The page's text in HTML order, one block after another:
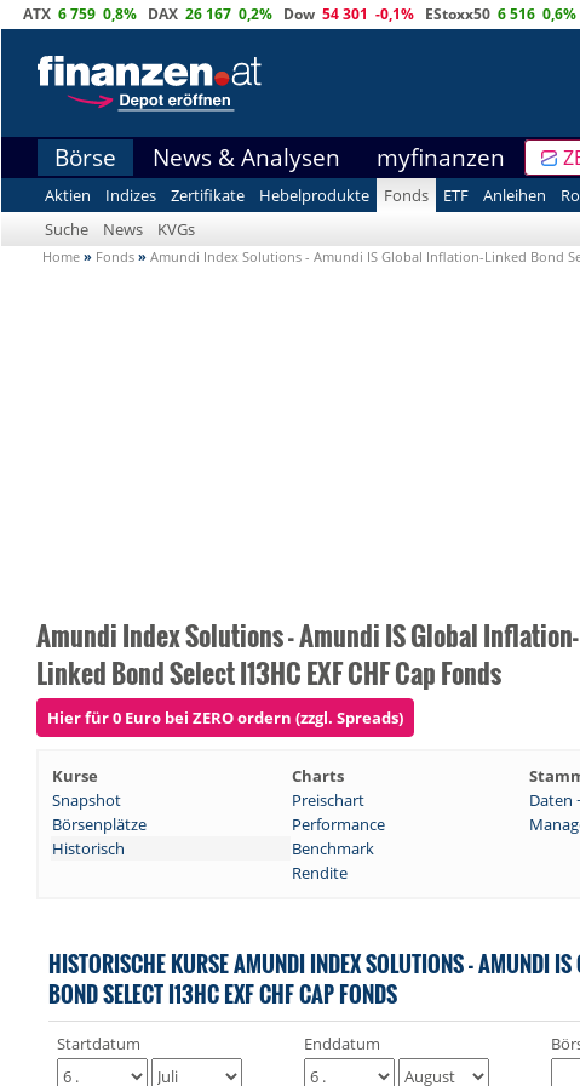
ATX 6 759 0,8% DAX 26 167 0,2% Dow 54 301 -0,1% EStoxx50 6 516 0,6%
Börse News & Analysen myfinanzen
Aktien Indizes Zertifikate Hebelprodukte Fonds ETF Anleihen
Suche
News KVGs
Home » Fonds » Amundi Index Solutions - Amundi IS Global Inflation-Linked Bond
Amundi Index Solutions - Amundi IS Global Inflation-
Linked Bond Select I13HC EXF CHF Cap Fonds
Hier für 0 Euro bei ZERO ordern (zzgl. Spreads)
Kurse Charts
Snapshot
Preischart Daten
Börsenplätze
Performance
Historisch
Benchmark
Rendite
HISTORISCHE KURSE AMUNDI INDEX SOLUTIONS - AMUNDI IS
BOND SELECT I13HC EXF CHF CAP FONDS
Startdatum Enddatum